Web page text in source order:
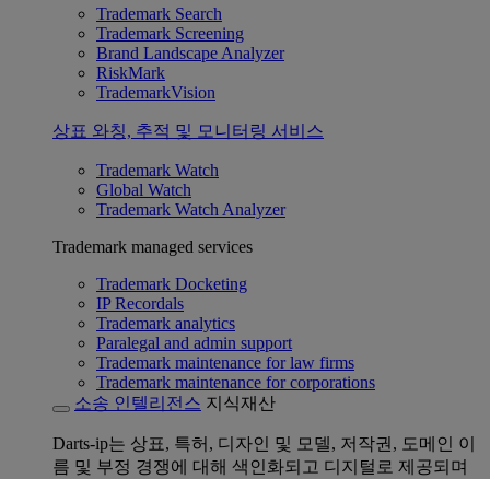
Trademark Search
Trademark Screening
Brand Landscape Analyzer
RiskMark
TrademarkVision
상표 와칭, 추적 및 모니터링 서비스
Trademark Watch
Global Watch
Trademark Watch Analyzer
Trademark managed services
Trademark Docketing
IP Recordals
Trademark analytics
Paralegal and admin support
Trademark maintenance for law firms
Trademark maintenance for corporations
소송 인텔리전스 지식재산
Darts-ip는 상표, 특허, 디자인 및 모델, 저작권, 도메인 이
름 및 부정 경쟁에 대해 색인화되고 디지털로 제공되며